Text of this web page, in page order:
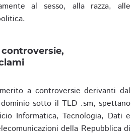
al sesso, alla razza, alle
a controversie derivanti dal
sotto il TLD .sm, spettano
Informatica, Tecnologia, Dati e
della Repubblica di